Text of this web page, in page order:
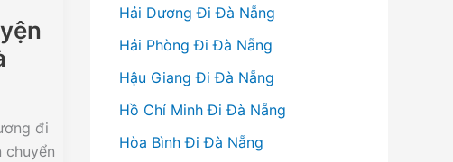
đi
chuyển
Hải Dương Đi Đà Nẵng
Hải Phòng Đi Đà Nẵng
Hậu Giang Đi Đà Nẵng
Hồ Chí Minh Đi Đà Nẵng
Hòa Bình Đi Đà Nẵng